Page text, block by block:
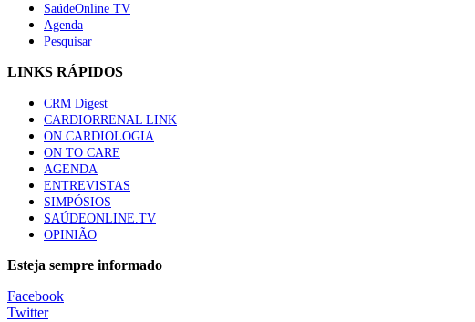
Trodelvy aprovado para primeira linha no cancro da mama triplo
61 visualizações
Especialistas defendem mais potássio na alimentação para ajudar a
57 visualizações
MAIS NOTÍCIAS
Sindicato diz que nova carreira de médicos dentistas reforça estabilidade no
SaúdeOnline TV
Agenda
Pesquisar
LINKS RÁPIDOS
CRM Digest
CARDIORRENAL LINK
ON CARDIOLOGIA
ON TO CARE
AGENDA
ENTREVISTAS
SIMPÓSIOS
SAÚDEONLINE.TV
OPINIÃO
Esteja sempre informado
Facebook
Twitter